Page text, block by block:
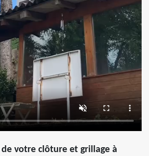
votre clôture et grillage à